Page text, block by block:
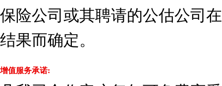
保险公司或其聘请的公估公司
结果而确定。
增值服务承诺: